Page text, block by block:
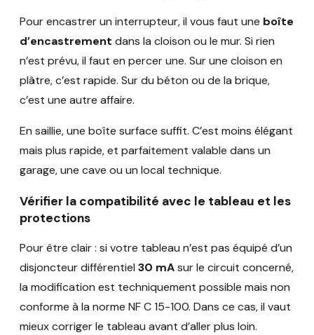
Pour encastrer un interrupteur, il vous faut une boîte
d’encastrement dans la cloison ou le mur. Si rien
n’est prévu, il faut en percer une. Sur une cloison en
plâtre, c’est rapide. Sur du béton ou de la brique,
c’est une autre affaire.
En saillie, une boîte surface suffit. C’est moins élégant
mais plus rapide, et parfaitement valable dans un
garage, une cave ou un local technique.
Vérifier la compatibilité avec le tableau et les
protections
Pour être clair : si votre tableau n’est pas équipé d’un
disjoncteur différentiel 30 mAsur le circuit concerné,
la modification est techniquement possible mais non
conforme à la norme NF C 15-100. Dans ce cas, il vaut
mieux corriger le tableau avant d’aller plus loin.